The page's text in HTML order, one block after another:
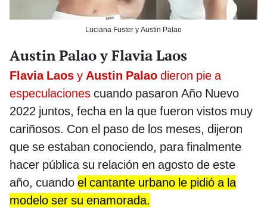
Luciana Fuster y Austin Palao
Austin Palao y Flavia Laos
Flavia Laos y Austin Palao dieron pie a
especulaciones cuando pasaron Año Nuevo
2022 juntos, fecha en la que fueron vistos muy
cariñosos. Con el paso de los meses, dijeron
que se estaban conociendo, para finalmente
hacer pública su relación en agosto de este
año, cuando el cantante urbano le pidió a la
modelo ser su enamorada.